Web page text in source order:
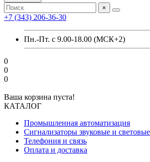
×
+7 (343) 206-36-30
Пн.-Пт. с 9.00-18.00 (МСК+2)
0
0
0
Ваша корзина пуста!
КАТАЛОГ
Промышленная автоматизация
Сигнализаторы звуковые и световые
Телефония и связь
Оплата и доставка